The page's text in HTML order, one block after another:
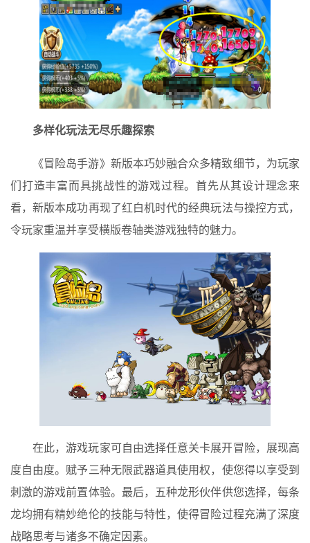
多样化玩法无尽乐趣探索
《冒险岛手游》新版本巧妙融合众多精致细节，为玩家
们打造丰富而具挑战性的游戏过程。首先从其设计理念来
看，新版本成功再现了红白机时代的经典玩法与操控方式，
令玩家重温并享受横版卷轴类游戏独特的魅力。
在此，游戏玩家可自由选择任意关卡展开冒险，展现高
度自由度。赋予三种无限武器道具使用权，使您得以享受到
刺激的游戏前置体验。最后，五种龙形伙伴供您选择，每条
龙均拥有精妙绝伦的技能与特性，使得冒险过程充满了深度
战略思考与诸多不确定因素。